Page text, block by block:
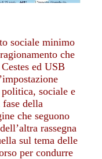
sociale minimo
che
ed USB
sociale e
della
che seguono
rassegna
sul tema delle
per condurre